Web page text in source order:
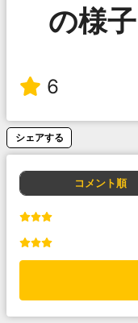
の様
6
シェアする
コメント順